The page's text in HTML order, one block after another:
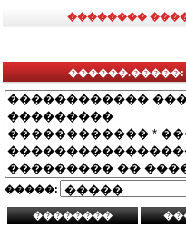
��������
������.�����:
�����: